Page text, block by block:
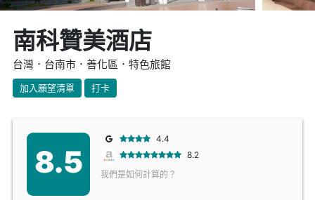
南科贊美酒店
台灣．台南市．善化區．特色旅館
加入願望清單 打卡
8.5
4.4
8.2
我們是如何計算的？